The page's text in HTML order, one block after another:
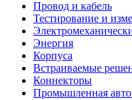
Провод и кабель
Тестирование и
Энергия
Корпуса
Встраиваемые
Коннекторы
Промышленная